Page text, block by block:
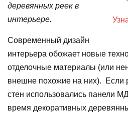
деревянных реек в
интерьере.
Современный дизайн
интерьера обожает новые
отделочные материалы (или
внешне похожие на них). Если
стен использовались панели
время декоративных